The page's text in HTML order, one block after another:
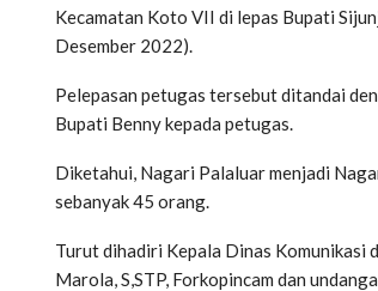
Kecamatan Koto VII di lepas Bupati
Desember 2022).
Pelepasan petugas tersebut ditandai
Bupati Benny kepada petugas.
Diketahui, Nagari Palaluar menjadi
sebanyak 45 orang.
Turut dihadiri Kepala Dinas Komunikasi
Marola, S,STP, Forkopincam dan